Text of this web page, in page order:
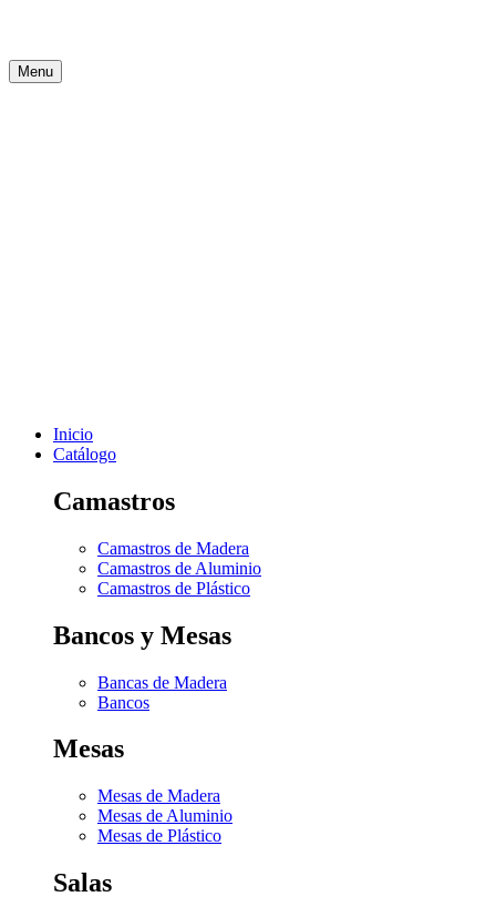
Menu
Inicio
Catálogo
Camastros
Camastros de Madera
Camastros de Aluminio
Camastros de Plástico
Bancos y Mesas
Bancas de Madera
Bancos
Mesas
Mesas de Madera
Mesas de Aluminio
Mesas de Plástico
Salas